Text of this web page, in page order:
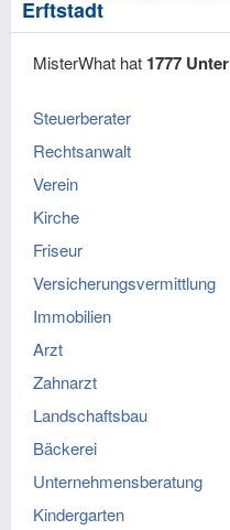
Erftstadt
MisterWhat hat 1777
Steuerberater
Rechtsanwalt
Verein
Kirche
Friseur
Versicherungsvermittlung
Immobilien
Arzt
Zahnarzt
Landschaftsbau
Bäckerei
Unternehmensberatung
Kindergarten